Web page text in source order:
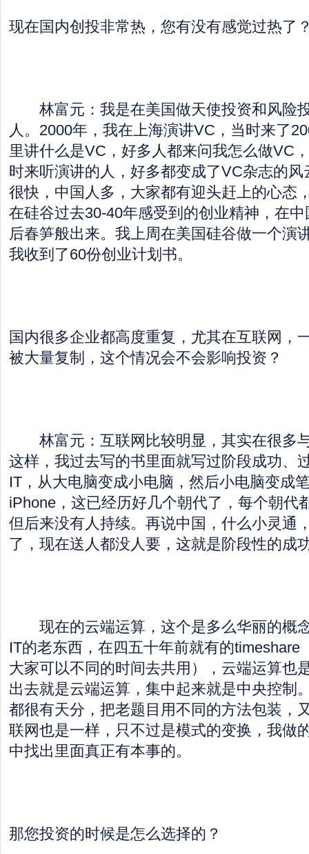
现在国内创投非常热，您有没有感觉过热了
林富元：我是在美国做天使投资和风险
人。2000年，我在上海演讲VC，当时来了
里讲什么是VC，好多人都来问我怎么做VC
时来听演讲的人，好多都变成了VC杂志的
很快，中国人多，大家都有迎头赶上的心态
在硅谷过去30-40年感受到的创业精神，在
后春笋般出来。我上周在美国硅谷做一个演
我收到了60份创业计划书。
国内很多企业都高度重复，尤其在互联网，
被大量复制，这个情况会不会影响投资？
林富元：互联网比较明显，其实在很多
这样，我过去写的书里面就写过阶段成功、
IT，从大电脑变成小电脑，然后小电脑变成
iPhone，这已经历好几个朝代了，每个朝代
但后来没有人持续。再说中国，什么小灵通
了，现在送人都没人要，这就是阶段性的成
现在的云端运算，这个是多么华丽的概
IT的老东西，在四五十年前就有的timeshare
大家可以不同的时间去共用），云端运算也
出去就是云端运算，集中起来就是中央控制
都很有天分，把老题目用不同的方法包装，
联网也是一样，只不过是模式的变换，我做
中找出里面真正有本事的。
那您投资的时候是怎么选择的？